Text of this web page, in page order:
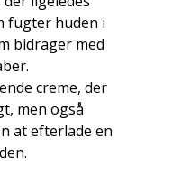
fugter huden i
bidrager med
creme, der
men også
at efterlade en